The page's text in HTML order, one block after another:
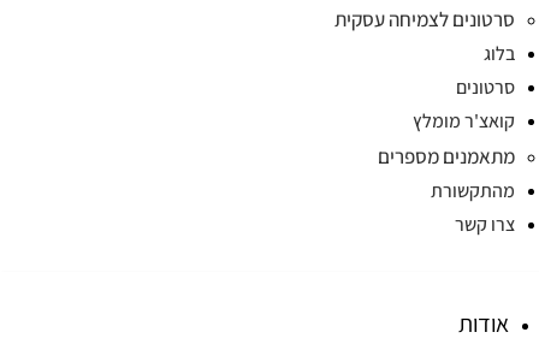
סרטונים לצמיחה עסקית
בלוג
סרטונים
קואצ'ר מומלץ
מתאמנים מספרים
מהתקשורת
צרו קשר
אודות